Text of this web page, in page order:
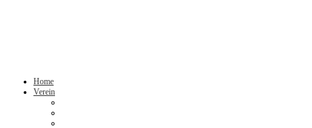
Home
Verein